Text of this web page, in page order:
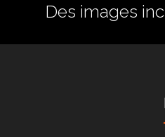
Des images